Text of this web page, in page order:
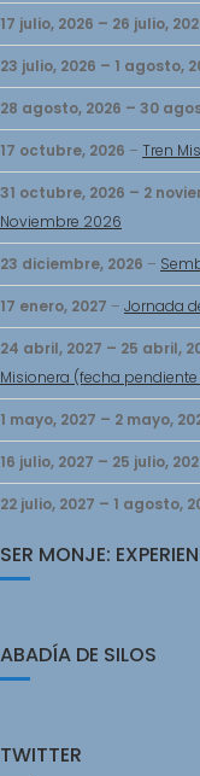
17 julio, 2026 – 26 julio,
23 julio, 2026 – 1 agosto,
28 agosto, 2026 – 30
17 octubre, 2026 – Tren
31 octubre, 2026 – 2
Noviembre 2026
23 diciembre, 2026 –
17 enero, 2027 – Jornada
24 abril, 2027 – 25 abril,
Misionera (fecha
1 mayo, 2027 – 2 mayo,
16 julio, 2027 – 25 julio,
22 julio, 2027 – 1 agosto,
SER MONJE:
ABADÍA DE SILOS
TWITTER